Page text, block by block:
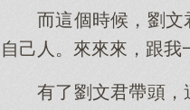
而這個時候，劉
自己人。來來來，跟我
有了劉文君帶頭，